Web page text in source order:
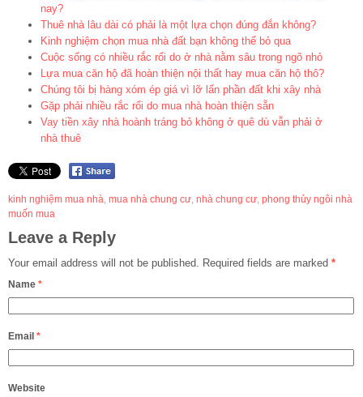
nay?
Thuê nhà lâu dài có phải là một lựa chọn đúng đắn không?
Kinh nghiệm chọn mua nhà đất bạn không thể bỏ qua
Cuộc sống có nhiều rắc rối do ở nhà nằm sâu trong ngõ nhỏ
Lựa mua căn hộ đã hoàn thiện nội thất hay mua căn hộ thô?
Chúng tôi bị hàng xóm ép giá vì lỡ lấn phần đất khi xây nhà
Gặp phải nhiều rắc rối do mua nhà hoàn thiện sẵn
Vay tiền xây nhà hoành tráng bỏ không ở quê dù vẫn phải ở
nhà thuê
kinh nghiệm mua nhà, mua nhà chung cư, nhà chung cư, phong thủy ngôi nhà
muốn mua
Leave a Reply
Your email address will not be published. Required fields are marked *
Name *
Email *
Website